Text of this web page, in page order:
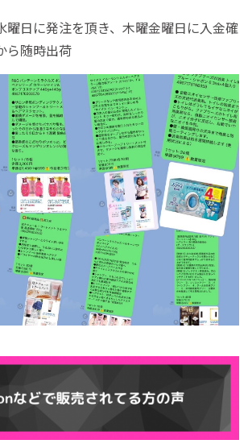
日に発注を頂き、木曜金曜日に入金確
ら随時出荷